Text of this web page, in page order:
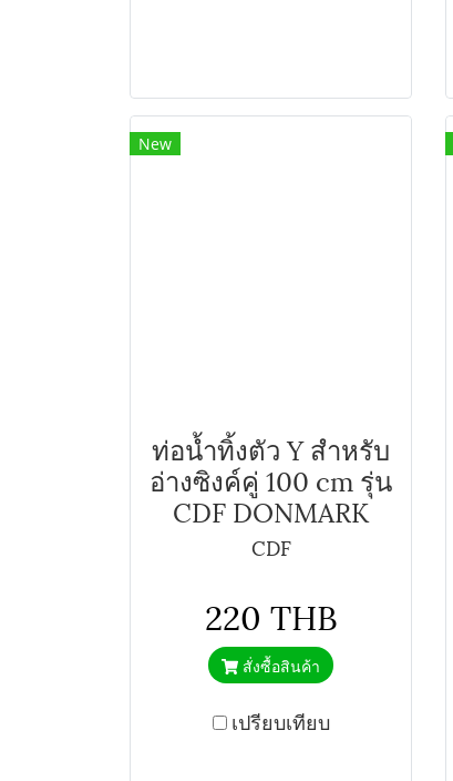
New
ท่อน้ำทิ้งตัว Y สำหรับ
อ่างซิงค์คู่ 100 cm รุ่น
CDF DONMARK
CDF
220 THB
สั่งซื้อสินค้า
เปรียบเทียบ